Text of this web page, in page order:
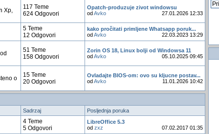
Xp,
117 Teme
624 Odgovori
Opatch-produzuje zivot windowsu
odAvko 27.01.2026 12:33
5 Teme
12 Odgovori
kako pročitati primljene Whatsapp poruk...
odAvko 22.03.2023 13:29
51 Teme
158 Odgovori
Zorin OS 18, Linux bolji od Windowsa 11
odAvko 05.10.2025 09:45
o
15 Teme
20 Odgovori
Ovladajte BIOS-om: ovo su kljucne postav...
odAvko 11.01.2026 10:42
Sadrzaj Posljednja poruka
4 Teme
5 Odgovori
LibreOffice 5.3
od zxz 07.02.2017 01:35